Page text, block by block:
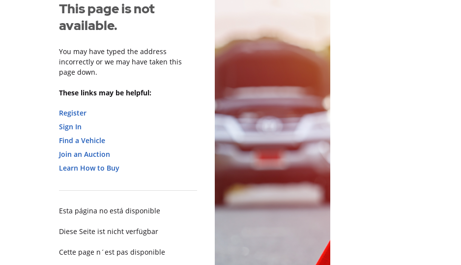
This page is not
available.
You may have typed the address
incorrectly or we may have taken this
page down.
These links may be helpful:
Register
Sign In
Find a Vehicle
Join an Auction
Learn How to Buy
Esta página no está disponible
Diese Seite ist nicht verfügbar
Cette page n´est pas disponible